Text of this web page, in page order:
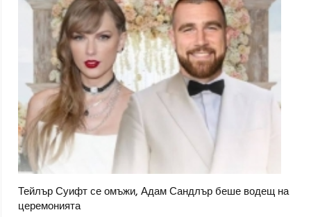
Тейлър Суифт се омъжи, Адам Сандлър беше водещ на
церемонията